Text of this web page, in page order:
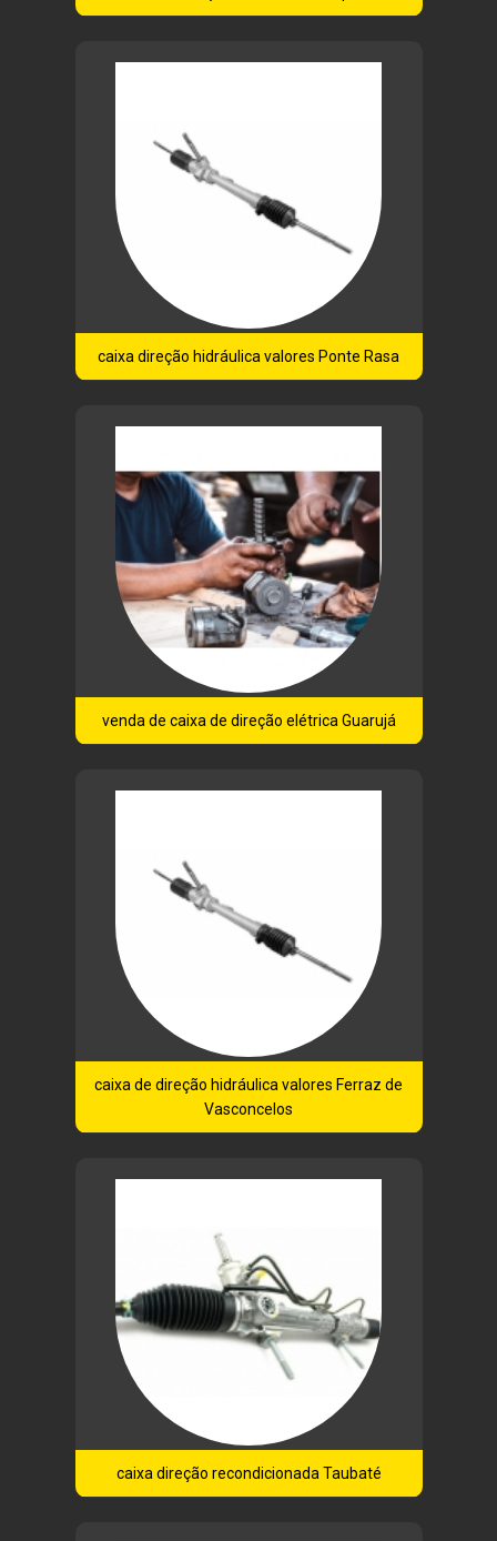
caixa direção hidráulica valores Ponte Rasa
venda de caixa de direção elétrica Guarujá
caixa de direção hidráulica valores Ferraz de
Vasconcelos
caixa direção recondicionada Taubaté